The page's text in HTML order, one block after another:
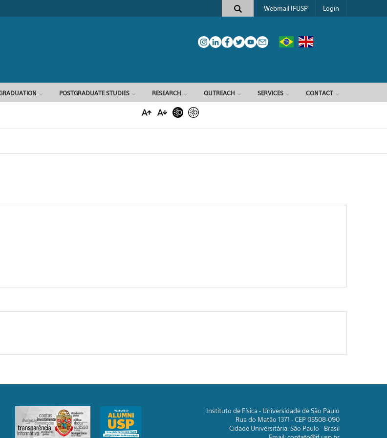
Search form
Webmail IFUSP Login
POSTGRADUATE STUDIES RESEARCH OUTREACH SERVICES CONTACT
Instituto de Física - Universidade de São Paulo
Rua do Matão 1371 - CEP 05508-090
Cidade Universitária, São Paulo - Brasil